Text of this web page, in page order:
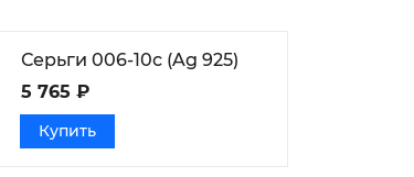
Серьги 006-10с (Ag 925)
5 765 ₽
Купить